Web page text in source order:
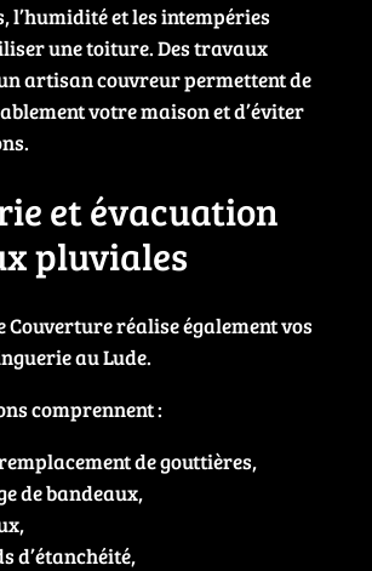
l’humidité et les intempéries
une toiture. Des travaux
artisan couvreur permettent de
votre maison et d’éviter
et évacuation
pluviales
Couverture réalise également vos
au Lude.
comprennent :
de gouttières,
de bandeaux,
d’étanchéité,